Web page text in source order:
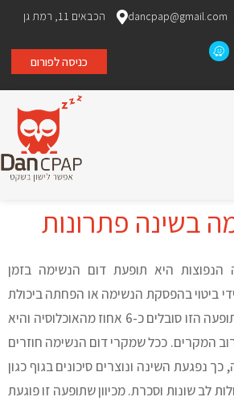
dancpap@gmail.com הכבאים 11, רמת גן
כניסה לפורום
בשינה פתרונות
היא תופעת דום הנשימה בזמן
ביטוי בהפסקת הנשימה או הפחתה ביכולת
הנשימה לזמן קצר. מהתופעה הזו סובלים כ-6 אחוז מהאוכלוסיה והיא
המקרים. ככל שמקרי דום הנשימה חוזרים
נפגעת השינה ונוצרים סיכונים בגוף כגון
לב שונות וסכרת. מכיוון שתופעה זו פוגעת